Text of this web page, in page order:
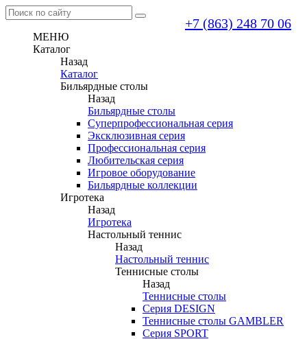
+7 (863) 248 70 06
МЕНЮ
Каталог
Назад
Каталог
Бильярдные столы
Назад
Бильярдные столы
Суперпрофессиональная серия
Эксклюзивная серия
Профессиональная серия
Любительская серия
Игровое оборудование
Бильярдные коллекции
Игротека
Назад
Игротека
Настольный теннис
Назад
Настольный теннис
Теннисные столы
Назад
Теннисные столы
Серия DESIGN
Теннисные столы GAMBLER
Серия SPORT